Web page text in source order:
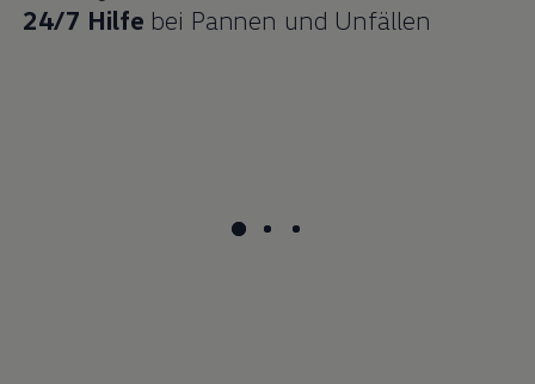
24/7 Hilfe bei Pannen und Unfällen